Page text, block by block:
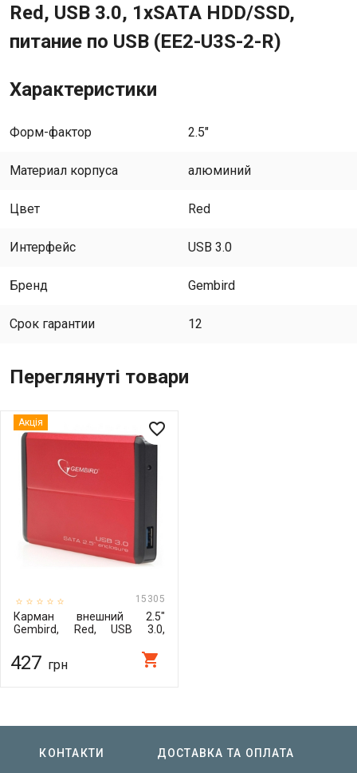
Red, USB 3.0, 1xSATA HDD/SSD,
питание по USB (EE2-U3S-2-R)
Характеристики
Форм-фактор 2.5"
Материал корпуса алюминий
Цвет Red
Интерфейс USB 3.0
Бренд Gembird
Срок гарантии 12
Переглянуті товари
favorite_border
Акція
15305
Карман внешний 2.5"
Gembird, Red, USB 3.0,
по USB (EE2-U3S-2-R)
427 грн shopping_cart
КОНТАКТИ ДОСТАВКА ТА ОПЛАТА